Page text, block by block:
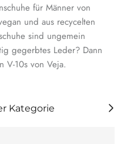
für Männer von
und aus recycelten
sind ungemein
gegerbtes Leder? Dann
V-10s von Veja.
Kategorie